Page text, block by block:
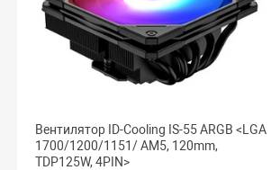
Вентилятор ID-Cooling IS-55 ARGB <LGA
1700/1200/1151/ AM5, 120mm,
TDP125W, 4PIN>